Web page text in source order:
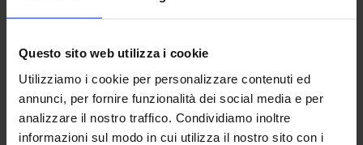
Questo sito web utilizza i cookie
Utilizziamo i cookie per personalizzare contenuti ed
annunci, per fornire funzionalità dei social media e per
analizzare il nostro traffico. Condividiamo inoltre
informazioni sul modo in cui utilizza il nostro sito con i